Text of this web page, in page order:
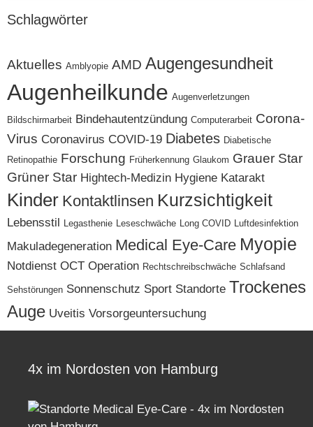
Schlagwörter
Aktuelles Amblyopie AMD Augengesundheit
Augenheilkunde Augenverletzungen
Bildschirmarbeit Bindehautentzündung Computerarbeit Corona-
Virus Coronavirus COVID-19 Diabetes Diabetische
Retinopathie Forschung Früherkennung Glaukom Grauer Star
Grüner Star Hightech-Medizin Hygiene Katarakt
Kinder Kontaktlinsen Kurzsichtigkeit
Lebensstil Legasthenie Leseschwäche Long COVID Luftdesinfektion
Makuladegeneration Medical Eye-Care Myopie
Notdienst OCT Operation Rechtschreibschwäche Schlafsand
Sehstörungen Sonnenschutz Sport Standorte Trockenes
Auge Uveitis Vorsorgeuntersuchung
4x im Nordosten von Hamburg